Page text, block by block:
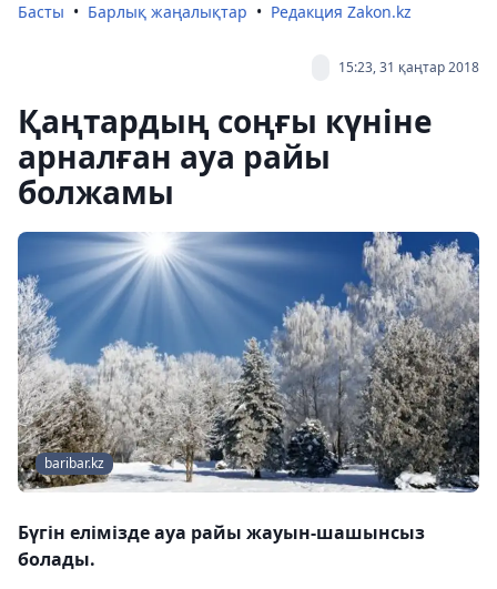
Басты Барлық жаңалықтар Редакция Zakon.kz
15:23, 31 қаңтар 2018
Қаңтардың соңғы күніне
арналған ауа райы
болжамы
baribar.kz
Бүгін елімізде ауа райы жауын-шашынсыз
болады.